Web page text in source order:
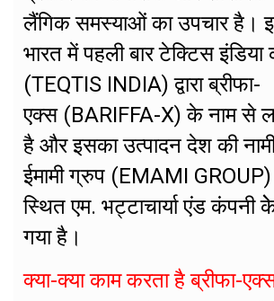
लैंगिक समस्याओं का उपचार है।
भारत में पहली बार टेक्टिस इंडिया
(TEQTIS INDIA) द्वारा ब्रीफा-
एक्स (BARIFFA-X) के नाम से
है और इसका उत्पादन देश की
ईमामी ग्रुप (EMAMI
स्थित एम. भट्टाचार्या एंड कंपनी केे
गया है।
क्या-क्या काम करता है ब्रीफा-